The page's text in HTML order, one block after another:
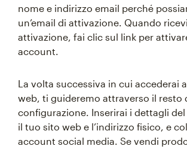
nome e indirizzo email perché
un’email di attivazione. Quando
attivazione, fai clic sul link per
account.
La volta successiva in cui accederai
web, ti guideremo attraverso il resto
configurazione. Inserirai i dettagli
il tuo sito web e l’indirizzo fisico, e
account social media. Se vendi